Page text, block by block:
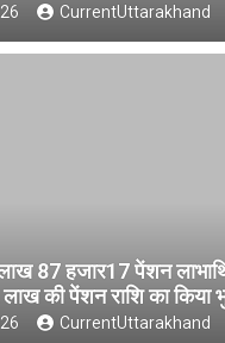
CurrentUttarakhand
87 हजार17 पेंशन
की पेंशन राशि का किया
CurrentUttarakhand